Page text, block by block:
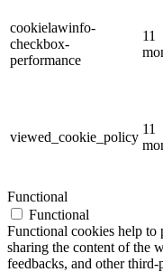
cookielawinfo-
checkbox-
performance
11
viewed_cookie_policy
11
Functional
Functional
Functional cookies help
sharing the content of the
feedbacks, and other third-